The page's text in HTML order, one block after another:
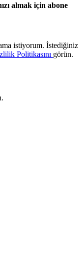
almak için abone
istiyorum. İstediğiniz
Politikasını görün.